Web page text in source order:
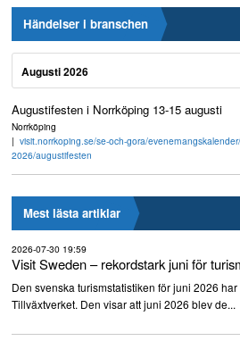
Händelser i branschen
Augusti 2026
Augustifesten i Norrköping 13-15 augusti
Norrköping
visit.norrkoping.se/se-och-gora/
2026/augustifesten
Mest lästa artiklar
2026-07-30 19:59
Visit Sweden – rekordstark juni för
Den svenska turismstatistiken för juni 2026
Tillväxtverket. Den visar att juni 2026 blev de...